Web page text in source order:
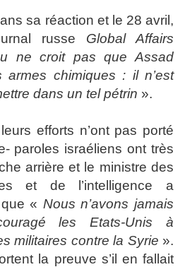
sa réaction et le 28 avril,
russe Global Affairs
ne croit pas que Assad
chimiques : il n’est
dans un tel pétrin ».
efforts n’ont pas porté
paroles israéliens ont très
arrière et le ministre des
et de l’intelligence a
« Nous n’avons jamais
les Etats-Unis à
militaires contre la Syrie ».
la preuve s’il en fallait